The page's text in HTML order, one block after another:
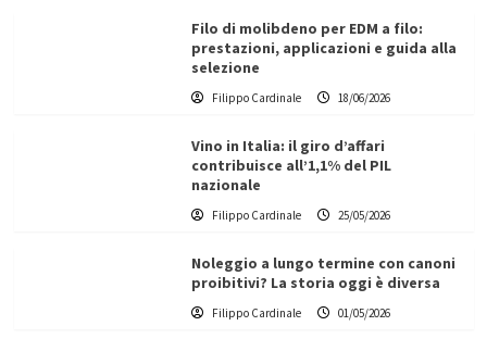
Filo di molibdeno per EDM a filo:
prestazioni, applicazioni e guida alla
selezione
Filippo Cardinale 18/06/2026
Vino in Italia: il giro d’affari
contribuisce all’1,1% del PIL
nazionale
Filippo Cardinale 25/05/2026
Noleggio a lungo termine con canoni
proibitivi? La storia oggi è diversa
Filippo Cardinale 01/05/2026